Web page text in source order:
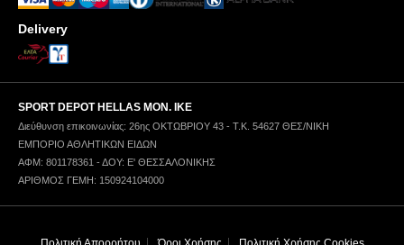
Delivery
SPORT DEPOT HELLAS ΜΟΝ. ΙΚΕ
Διεύθυνση επικοινωνίας: 26ης ΟΚΤΩΒΡΙΟΥ 43 - Τ.Κ. 54627 ΘΕΣ/ΝΙΚΗ
ΕΜΠΟΡΙΟ ΑΘΛΗΤΙΚΩΝ ΕΙΔΩΝ
ΑΦΜ: 801178361 - ΔΟΥ: Ε' ΘΕΣΣΑΛΟΝΙΚΗΣ
ΑΡΙΘΜΟΣ ΓΕΜΗ: 150924104000